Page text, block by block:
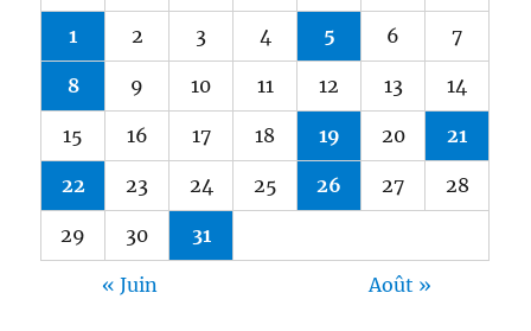
1 2 3 4 5 6 7
8 9 10 11 12 13 14
15 16 17 18 19 20 21
22 23 24 25 26 27 28
29 30 31
« Juin Août »